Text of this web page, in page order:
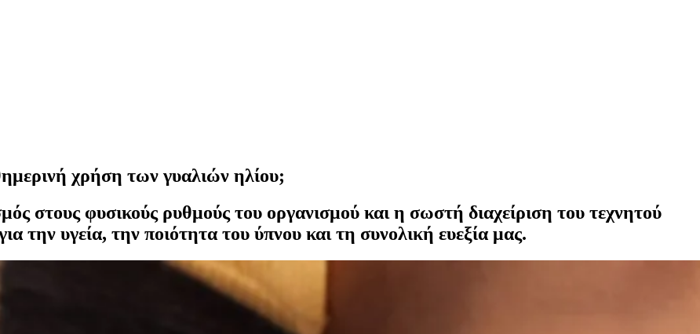
χρήση των γυαλιών ηλίου;
στους φυσικούς ρυθμούς του οργανισμού και η σωστή διαχείριση του τεχνητού
την υγεία, την ποιότητα του ύπνου και τη συνολική ευεξία μας.